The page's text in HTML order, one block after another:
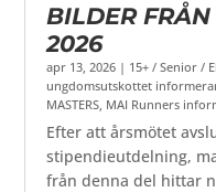
BILDER
2026
apr 13, 2026 | 15+ / Senior /
ungdomsutskottet
MASTERS MAI Runners
Efter att årsmötet
stipendieutdelning,
från denna del hittar